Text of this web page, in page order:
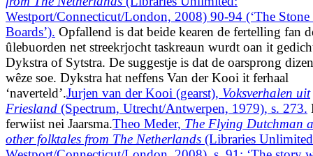
Westport/Connecticut/London, 2008) 90-94 (‘The
Boards’). Opfallend is dat beide kearen de fertelling fan
ûlebuorden net streekrjocht taskreaun wurdt oan it
Dykstra of Sytstra. De suggestje is dat de oarsprong
wêze soe. Dykstra hat neffens Van der Kooi it ferhaal
‘naverteld’.Jurjen van der Kooi (gearst), Voksverhalen uit
Friesland (Spectrum, Utrecht/Antwerpen, 1979), s. 273.
ferwiist nei Jaarsma.Theo Meder, The Flying Dutchman
other folktales from The Netherlands (Libraries